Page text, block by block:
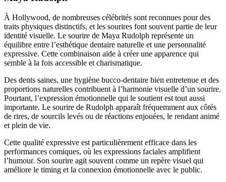
À Hollywood, de nombreuses célébrités sont reconnues pour des
traits physiques distinctifs, et les sourires font souvent partie de leur
identité visuelle. Le sourire de Maya Rudolph représente un
équilibre entre l’esthétique dentaire naturelle et une personnalité
expressive. Cette combinaison aide à créer une apparence qui
semble à la fois accessible et charismatique.
Des dents saines, une hygiène bucco-dentaire bien entretenue et des
proportions naturelles contribuent à l’harmonie visuelle d’un sourire.
Pourtant, l’expression émotionnelle qui le soutient est tout aussi
importante. Le sourire de Rudolph apparaît fréquemment aux côtés
de rires, de sourcils levés ou de réactions enjouées, le rendant animé
et plein de vie.
Cette qualité expressive est particulièrement efficace dans les
performances comiques, où les expressions faciales amplifient
l’humour. Son sourire agit souvent comme un repère visuel qui
améliore le timing et la connexion émotionnelle avec le public.